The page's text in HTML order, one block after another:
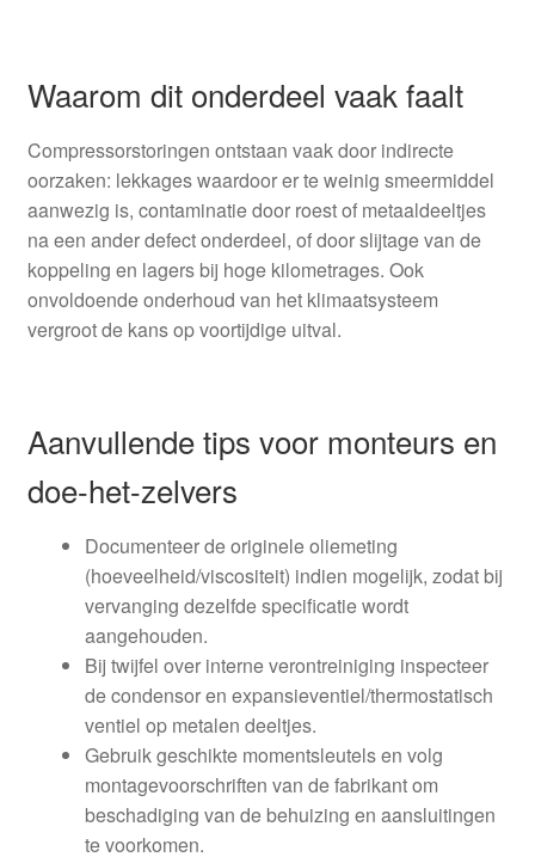
Waarom dit onderdeel vaak faalt
Compressorstoringen ontstaan vaak door indirecte
oorzaken: lekkages waardoor er te weinig smeermiddel
aanwezig is, contaminatie door roest of metaaldeeltjes
na een ander defect onderdeel, of door slijtage van de
koppeling en lagers bij hoge kilometrages. Ook
onvoldoende onderhoud van het klimaatsysteem
vergroot de kans op voortijdige uitval.
Aanvullende tips voor monteurs en
doe-het-zelvers
Documenteer de originele oliemeting
(hoeveelheid/viscositeit) indien mogelijk, zodat bij
vervanging dezelfde specificatie wordt
aangehouden.
Bij twijfel over interne verontreiniging inspecteer
de condensor en expansieventiel/thermostatisch
ventiel op metalen deeltjes.
Gebruik geschikte momentsleutels en volg
montagevoorschriften van de fabrikant om
beschadiging van de behuizing en aansluitingen
te voorkomen.